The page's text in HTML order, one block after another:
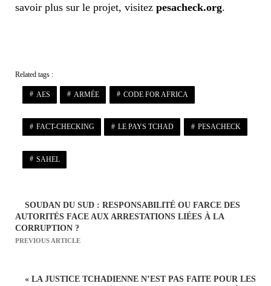
savoir plus sur le projet, visitez pesacheck.org.
Related tags :
AES ARMÉE CODE FOR AFRICA
FACT-CHECKING LE PAYS TCHAD PESACHECK
SAHEL
N
a
v
SOUDAN DU SUD : RESPONSABILITÉ OU FARCE DES
AUTORITÉS FACE AUX ARRESTATIONS LIÉES À LA
CORRUPTION ?
PREVIOUS ARTICLE
« LA JUSTICE TCHADIENNE N’EST PAS FAITE POUR LES